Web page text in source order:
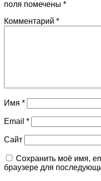
поля помечены *
Комментарий *
Имя *
Email *
Сайт
Сохранить моё имя,
браузере для